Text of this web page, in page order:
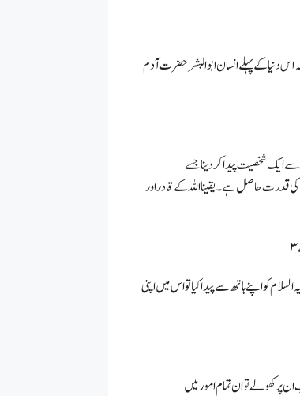
اس دنیا کے پہلے انسان ابوالبشر حضرت آدم
کی قدرت حاصل ہے۔ یقینا اللہ کے قادر اور
کو اپنے ہاتھ سے پیدا کیا تو اس میں اپنی